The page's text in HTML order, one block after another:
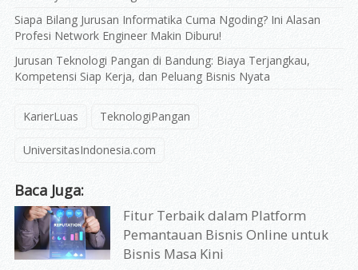
Siapa Bilang Jurusan Informatika Cuma Ngoding? Ini Alasan
Profesi Network Engineer Makin Diburu!
Jurusan Teknologi Pangan di Bandung: Biaya Terjangkau,
Kompetensi Siap Kerja, dan Peluang Bisnis Nyata
KarierLuas TeknologiPangan
UniversitasIndonesia.com
Baca Juga:
Fitur Terbaik dalam Platform
Pemantauan Bisnis Online untuk
Bisnis Masa Kini